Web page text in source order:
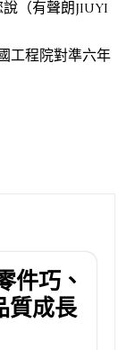
（有聲朗JIUYI
工程院對準六年
件巧、
質成長